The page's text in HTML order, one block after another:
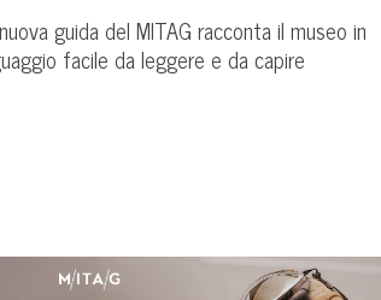
guida del MITAG racconta il museo in
facile da leggere e da capire